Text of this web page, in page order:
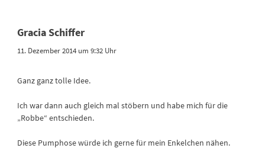
Gracia Schiffer
11. Dezember 2014 um 9:32 Uhr
Ganz ganz tolle Idee.
Ich war dann auch gleich mal stöbern und habe mich für die
„Robbe“ entschieden.
Diese Pumphose würde ich gerne für mein Enkelchen nähen.